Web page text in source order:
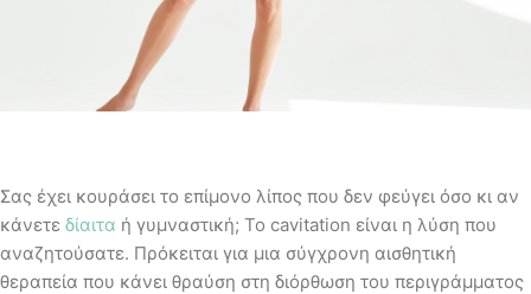
Σας έχει κουράσει το επίμονο λίπος που δεν φεύγει όσο κι αν
κάνετε δίαιτα ή γυμναστική; Το cavitation είναι η λύση που
αναζητούσατε. Πρόκειται για μια σύγχρονη αισθητική
θεραπεία που κάνει θραύση στη διόρθωση του περιγράμματος